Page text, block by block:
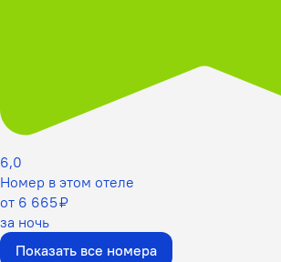
6,0
Номер в этом отеле
от 6 665 ₽
за ночь
Показать все номера